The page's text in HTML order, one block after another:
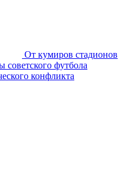
От кумиров стадионов
советского футбола
конфликта